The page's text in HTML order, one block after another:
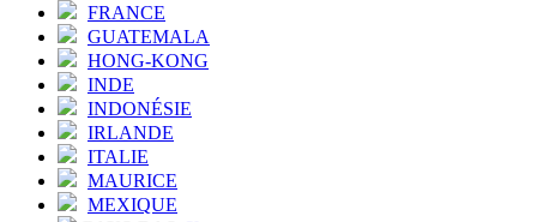
FRANCE
GUATEMALA
HONG-KONG
INDE
INDONÉSIE
IRLANDE
ITALIE
MAURICE
MEXIQUE